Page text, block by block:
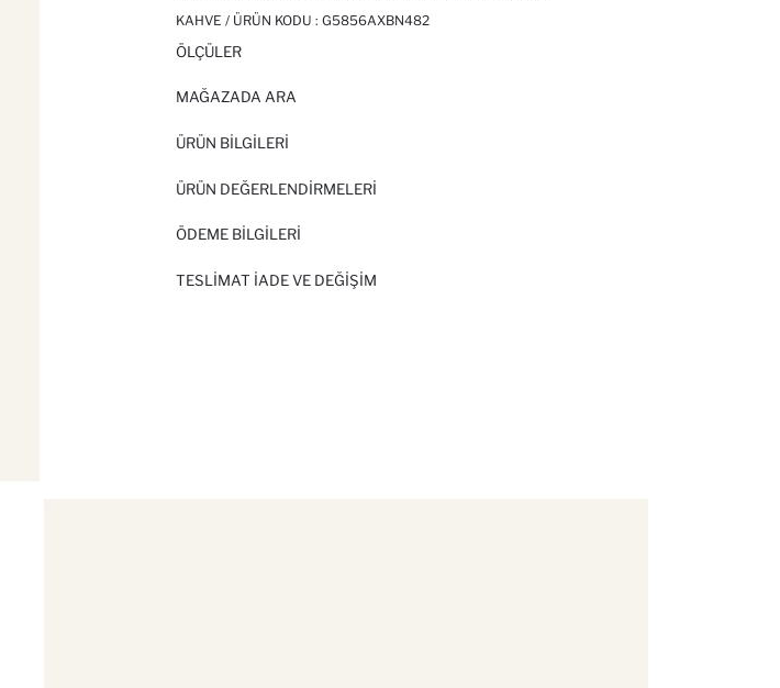
KAHVE / ÜRÜN KODU : G5856AXBN482
ÖLÇÜLER
MAĞAZADA ARA
ÜRÜN BILGILERI
ÜRÜN DEĞERLENDİRMELERİ
ÖDEME BİLGİLERİ
TESLIMAT İADE VE DEĞIŞIM